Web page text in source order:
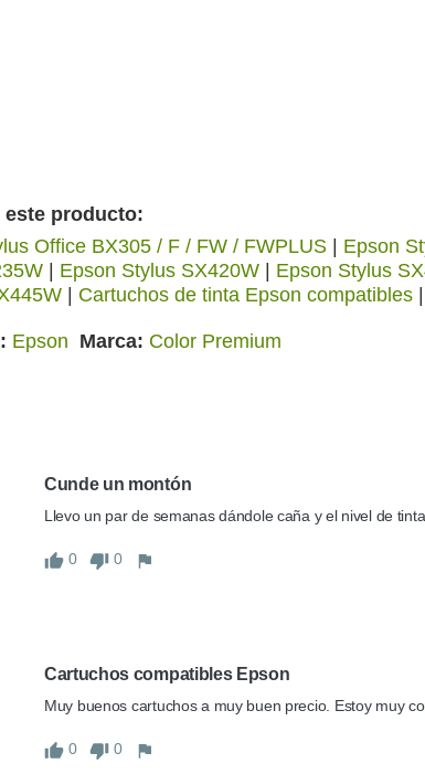
este producto:
Office BX305 / F / FW / FWPLUS Epson
Epson Stylus SX420W Epson Stylus
Cartuchos de tinta Epson compatibles
Epson Marca Color Premium
Cunde un montón
Llevo un par de semanas dándole caña y el nivel de
0 0
Cartuchos compatibles Epson
Muy buenos cartuchos a muy buen precio. Estoy muy
0 0